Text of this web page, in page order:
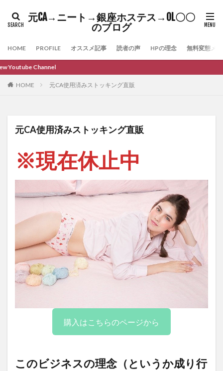
元CA→ニート→銀座ホステス→OL〇〇
のブログ
HOME PROFILE オススメ記事 読者の声 HPの理念 無料変態メ
HOME 元CA使用済みストッキング直販
元CA使用済みストッキング直販
※現在休止中
購入はこちらのページから
このビジネスの理念（というか成り行